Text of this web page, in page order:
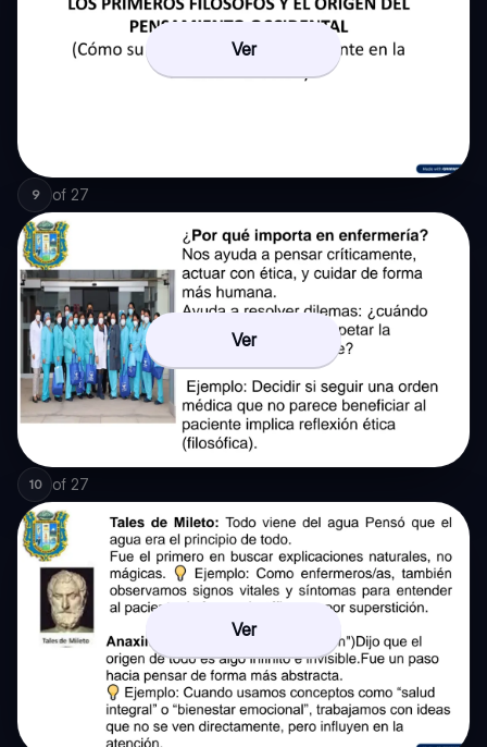
Ver
9 of 27
Ver
10 of 27
Ver